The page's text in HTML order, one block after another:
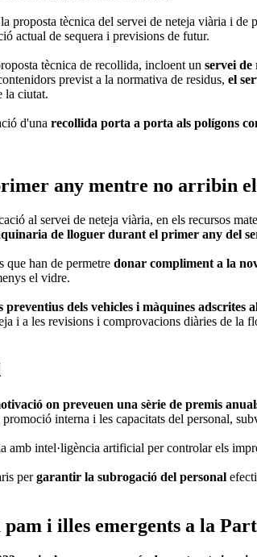
proposta tècnica del servei de neteja viària i de
actual de sequera i previsions de futur.
tècnica de recollida, incloent un servei
previst a la normativa de residus, el
la ciutat.
d'una recollida porta a porta als polígons
any mentre no arribin
al servei de neteja viària, en els recursos
de lloguer durant el primer any del
que han de permetre donar compliment a la
el vidre.
preventius dels vehicles i màquines adscrites
i a les revisions i comprovacions diàries de la
on preveuen una sèrie de premis
interna i les capacitats del personal,
amb intel·ligència artificial per controlar els
pergarantir la subrogació del personal
i illes emergents a la